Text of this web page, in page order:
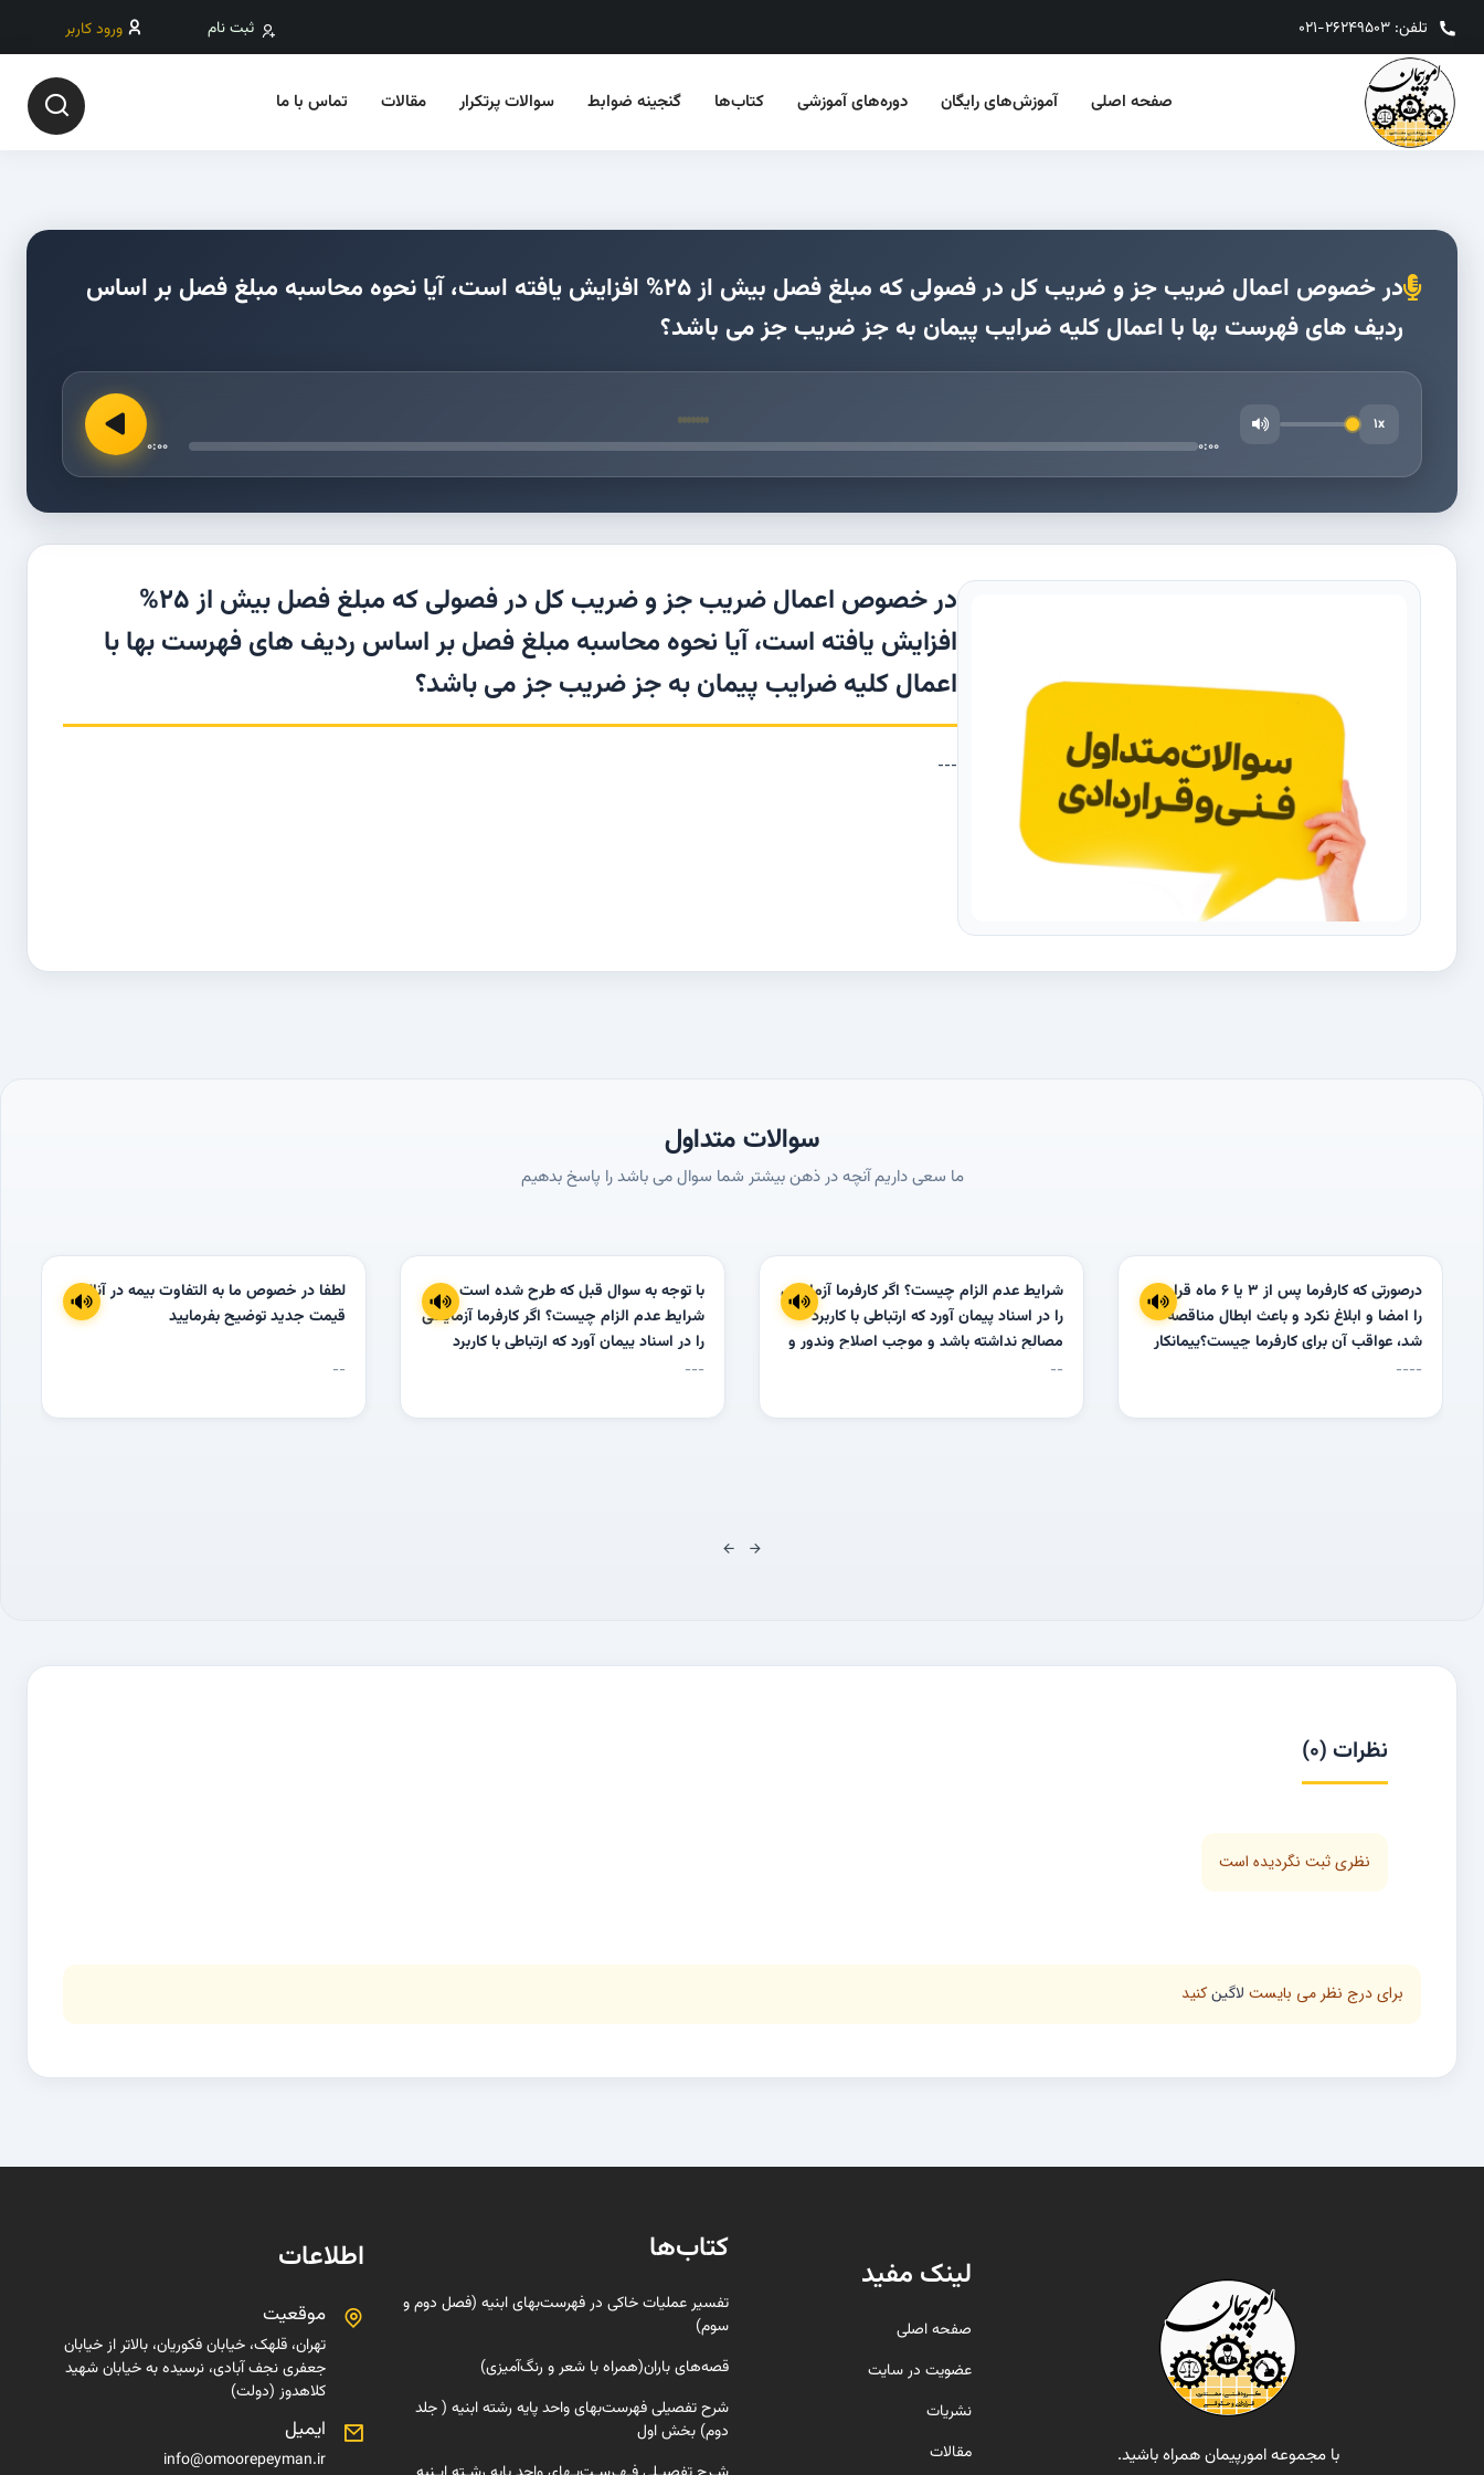
تلفن: 26249503-021 ثبت نام ورود کاربر
صفحه‌ اصلی آموزش‌های‌ رایگان دوره‌های آموزشی کتاب‌ها گنجینه ضوابط سوالات‌ پرتکرار مقالات تماس با ما
در خصوص اعمال ضریب جز و ضریب کل در فصولی که مبلغ فصل بیش از 25% افزایش یافته است، آیا نحوه محاسبه مبلغ فصل بر اساس
ردیف های فهرست بها با اعمال کلیه ضرایب پیمان به جز ضریب جز می باشد؟
0:00 0:00
1x
در خصوص اعمال ضریب جز و ضریب کل در فصولی که مبلغ فصل بیش از 25%
افزایش یافته است، آیا نحوه محاسبه مبلغ فصل بر اساس ردیف های فهرست بها با
اعمال کلیه ضرایب پیمان به جز ضریب جز می باشد؟
---
سوالات متداول
ما سعی داریم آنچه در ذهن بیشتر شما سوال می باشد را پاسخ بدهیم
درصورتی که کارفرما پس از 3 یا 6 ماه قرارداد
را امضا و ابلاغ نکرد و باعث ابطال مناقصه
شد، عواقب آن برای کارفرما چیست؟پیمانکار
چگونه می تواند درخواست پرداخت خسارت
----
شرایط عدم الزام چیست؟ اگر کارفرما آزمایشی
را در اسناد پیمان آورد که ارتباطی با کاربرد
مصالح نداشته باشد و موجب اصلاح وندور و
تحمیل هزینه شود چه باید کرد؟
--
با توجه به سوال قبل که طرح شده است
شرایط عدم الزام چیست؟ اگر کارفرما آزمایشی
را در اسناد پیمان آورد که ارتباطی با کاربرد
مصالح نداشته باشد و موجب اصلاح وندور و
---
لطفا در خصوص ما به التفاوت بیمه در آنالیز
قیمت جدید توضیح بفرمایید
--
نظرات (0)
نظری ثبت نگردیده است
برای درج نظر می بایست لاگینکنید
با مجموعه امورپیمان همراه باشید.
لینک مفید
صفحه اصلی
عضویت در سایت
نشریات
مقالات
کتاب‌ها
تفسیر عملیات خاکی در فهرست‌بهای ابنیه (فصل دوم و
سوم)
قصه‌های باران(همراه با شعر و رنگ‌‌آمیزی)
شرح تفصیلی فهرست‌بهای واحد پایه رشته ابنیه ( جلد
دوم) بخش اول
اطلاعات
موقعیت
تهران، قلهک، خیابان فکوریان، بالاتر از خیابان
جعفری نجف آبادی، نرسیده به خیابان شهید
کلاهدوز (دولت)
ایمیل
info@omoorepeyman.ir